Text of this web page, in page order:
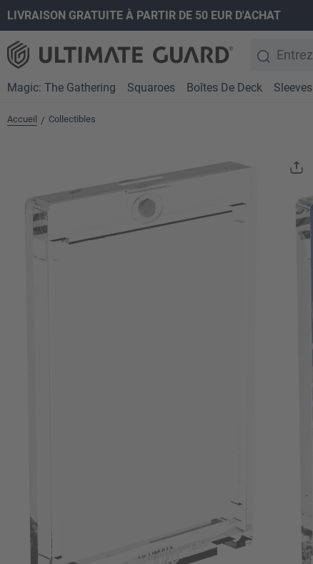
Passer à la navigation principale
LIVRAISON GRATUITE À PARTIR DE 50 EUR D'ACHAT
Magic: The Gathering Squaroes Boîtes De Deck Sleeves
Accueil / Collectibles